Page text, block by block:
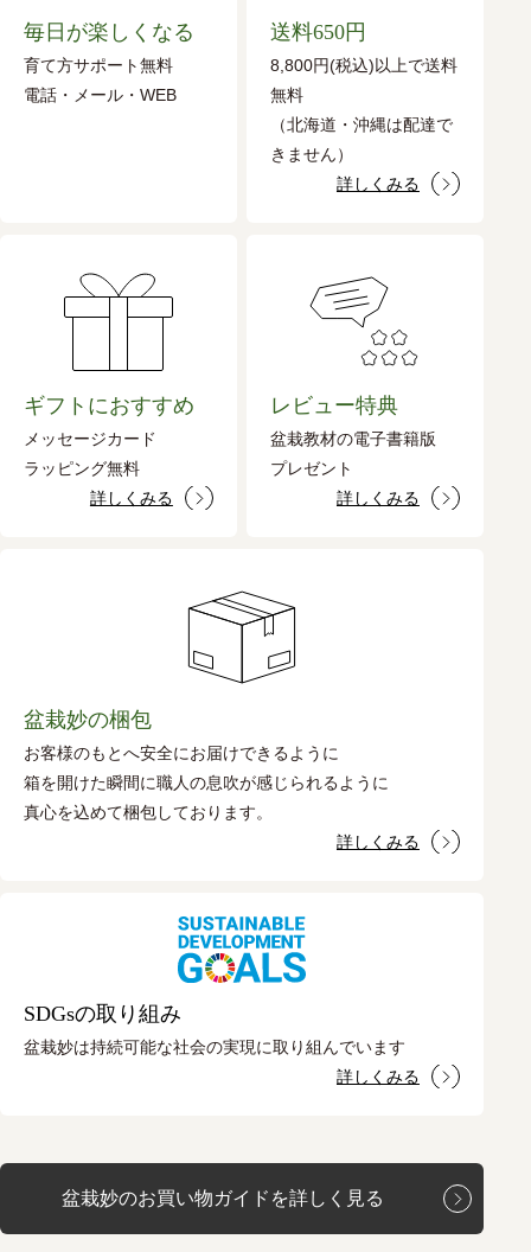
毎日が楽しくなる
育て方サポート無料
電話・メール・WEB
送料650円
8,800円(税込)以上で送料
無料
（北海道・沖縄は配達で
きません）
詳しくみる
ギフトにおすすめ
メッセージカード
ラッピング無料
詳しくみる
レビュー特典
盆栽教材の電子書籍版
プレゼント
詳しくみる
盆栽妙の梱包
お客様のもとへ安全にお届けできるように
箱を開けた瞬間に職人の息吹が感じられるように
真心を込めて梱包しております。
詳しくみる
SDGsの取り組み
盆栽妙は持続可能な社会の実現に取り組んでいます
詳しくみる
盆栽妙のお買い物ガイドを詳しく見る